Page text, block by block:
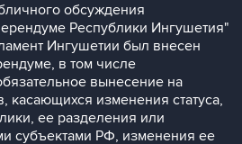
обсуждения
Республики Ингушетия"
Ингушетии был внесен
в том числе
вынесение на
изменения статуса,
ее разделения или
субъектами РФ, изменения ее